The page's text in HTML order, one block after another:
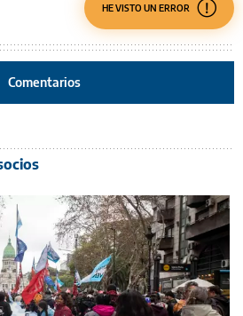
HE VISTO UN ERROR
Comentarios